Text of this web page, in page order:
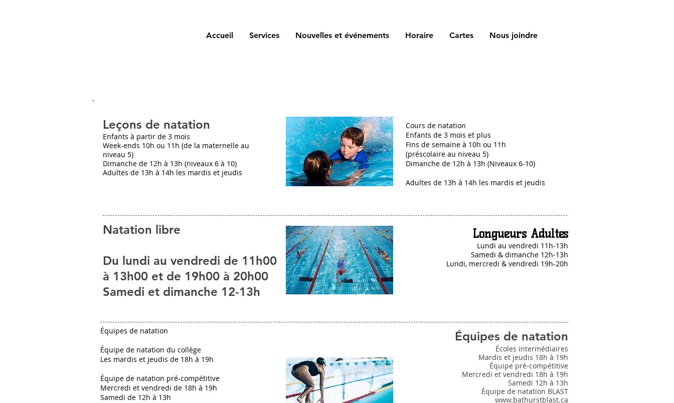
Accueil Services Nouvelles et événements Horaire Cartes Nous joindre
Leçons de natation
Enfants à partir de 3 mois
Week-ends 10h ou 11h (de la maternelle au
niveau 5)
Dimanche de 12h à 13h (niveaux 6 à 10)
Adultes de 13h à 14h les mardis et jeudis
Cours de natation
Enfants de 3 mois et plus
Fins de semaine à 10h ou 11h
(préscolaire au niveau 5)
Dimanche de 12h à 13h (Niveaux 6-10)
Adultes de 13h à 14h les mardis et jeudis
Natation libre
Du lundi au vendredi de 11h00
à 13h00 et de 19h00 à 20h00
Samedi et dimanche 12-13h
Longueurs Adultes
Lundi au vendredi 11h-13h
Samedi & dimanche 12h-13h
Lundi, mercredi & vendredi 19h-20h
Équipes de natation
Équipe de natation du collège
Les mardis et jeudis de 18h à 19h
Équipe de natation pré-compétitive
Mercredi et vendredi de 18h à 19h
Samedi de 12h à 13h
Équipes de natation
Écoles intermédiaires
Mardis et jeudis 18h à 19h
Équipe pré-compétitive
Mercredi et vendredi 18h à 19h
Samedi 12h à 13h
Équipe de natation BLAST
www.bathurstblast.ca